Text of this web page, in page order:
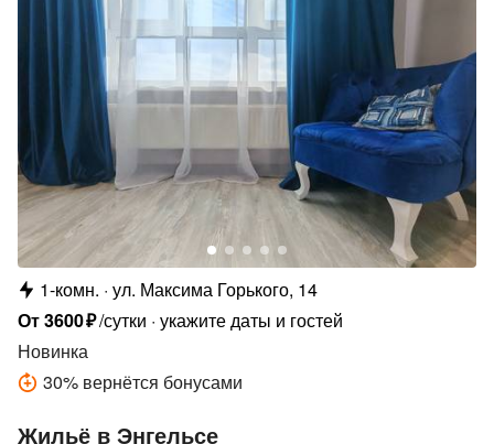
1-комн. ул. Максима Горького, 14
От3600₽/сутки укажите даты и гостей
Новинка
30% вернётся бонусами
Жильё в Энгельсе